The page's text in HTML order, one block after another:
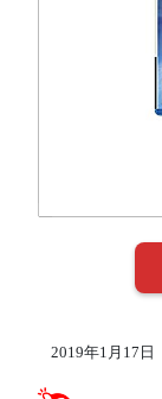
2019年1月17日